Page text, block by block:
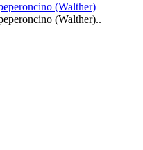
(Walther)
(Walther)..